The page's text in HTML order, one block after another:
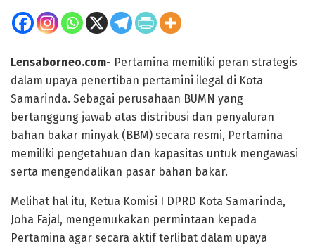
Lensaborneo.com- Pertamina memiliki peran strategis
dalam upaya penertiban pertamini ilegal di Kota
Samarinda. Sebagai perusahaan BUMN yang
bertanggung jawab atas distribusi dan penyaluran
bahan bakar minyak (BBM) secara resmi, Pertamina
memiliki pengetahuan dan kapasitas untuk mengawasi
serta mengendalikan pasar bahan bakar.
Melihat hal itu, Ketua Komisi I DPRD Kota Samarinda,
Joha Fajal, mengemukakan permintaan kepada
Pertamina agar secara aktif terlibat dalam upaya